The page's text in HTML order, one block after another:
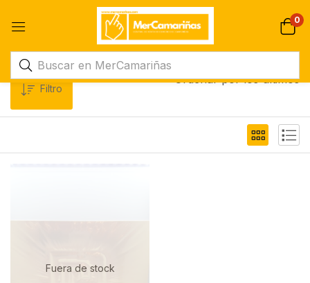
0
Filtro
Ordenar por los últimos
Fuera de stock